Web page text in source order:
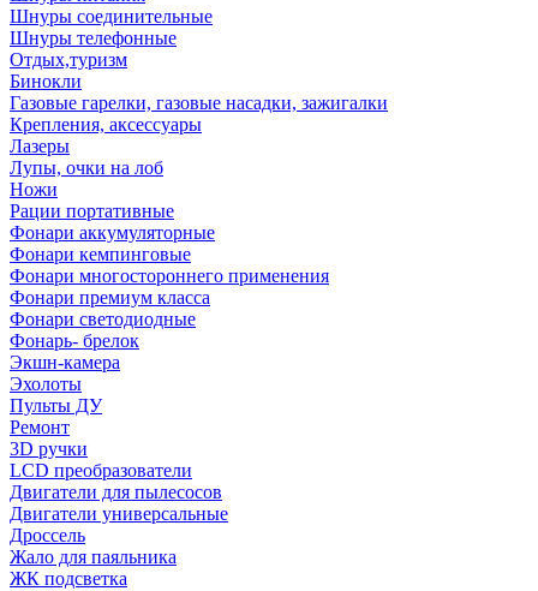
Шнуры соединительные
Шнуры телефонные
Отдых,туризм
Бинокли
Газовые гарелки, газовые насадки, зажигалки
Крепления, аксессуары
Лазеры
Лупы, очки на лоб
Ножи
Рации портативные
Фонари аккумуляторные
Фонари кемпинговые
Фонари многостороннего применения
Фонари премиум класса
Фонари светодиодные
Фонарь- брелок
Экшн-камера
Эхолоты
Пульты ДУ
Ремонт
3D ручки
LCD преобразователи
Двигатели для пылесосов
Двигатели универсальные
Дроссель
Жало для паяльника
ЖК подсветка